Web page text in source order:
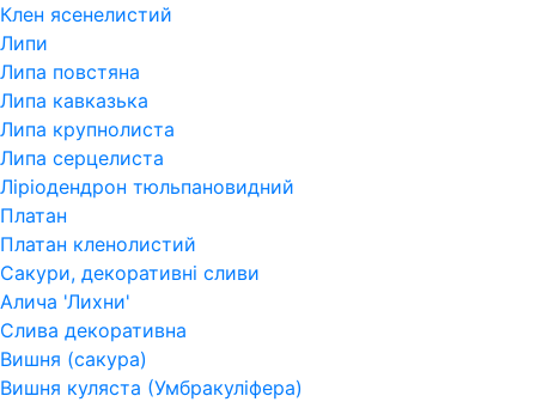
Клен ясенелистий
Липи
Липа повстяна
Липа кавказька
Липа крупнолиста
Липа серцелиста
Ліріодендрон тюльпановидний
Платан
Платан кленолистий
Сакури, декоративні сливи
Алича 'Лихни'
Слива декоративна
Вишня (сакура)
Вишня куляста (Умбракуліфера)